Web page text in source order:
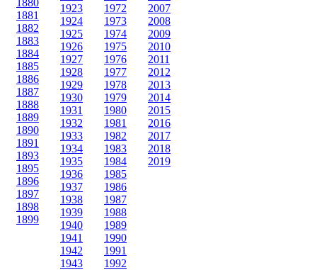
1881
1882
1883
1884
1885
1886
1887
1888
1889
1890
1891
1893
1895
1896
1897
1898
1899
1923
1924
1925
1926
1927
1928
1929
1930
1931
1932
1933
1934
1935
1936
1937
1938
1939
1940
1941
1942
1943
1972
1973
1974
1975
1976
1977
1978
1979
1980
1981
1982
1983
1984
1985
1986
1987
1988
1989
1990
1991
1992
2007
2008
2009
2010
2011
2012
2013
2014
2015
2016
2017
2018
2019